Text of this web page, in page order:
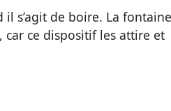
s’agit de boire. La
car ce dispositif les attire et